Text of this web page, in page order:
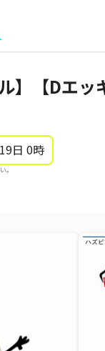
】【Dエ
日 0時
。